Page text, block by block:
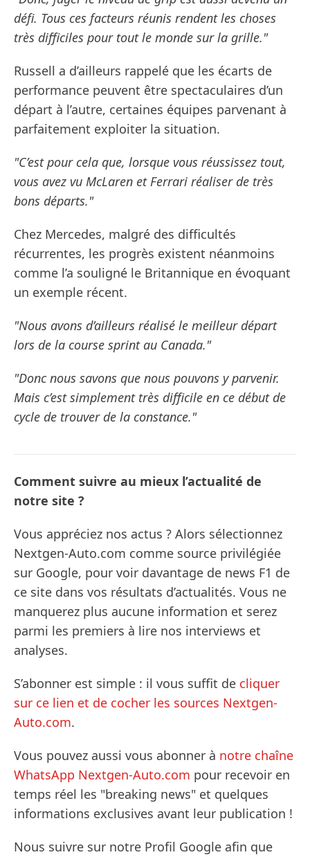
défi. Tous ces facteurs réunis rendent les choses
très difficiles pour tout le monde sur la grille."
Russell a d’ailleurs rappelé que les écarts de
performance peuvent être spectaculaires d’un
départ à l’autre, certaines équipes parvenant à
parfaitement exploiter la situation.
"C’est pour cela que, lorsque vous réussissez tout,
vous avez vu McLaren et Ferrari réaliser de très
bons départs."
Chez Mercedes, malgré des difficultés
récurrentes, les progrès existent néanmoins
comme l’a souligné le Britannique en évoquant
un exemple récent.
"Nous avons d’ailleurs réalisé le meilleur départ
lors de la course sprint au Canada."
"Donc nous savons que nous pouvons y parvenir.
Mais c’est simplement très difficile en ce début de
cycle de trouver de la constance."
Comment suivre au mieux l’actualité de
notre site ?
Vous appréciez nos actus ? Alors sélectionnez
Nextgen-Auto.com comme source privilégiée
sur Google, pour voir davantage de news F1 de
ce site dans vos résultats d’actualités. Vous ne
manquerez plus aucune information et serez
parmi les premiers à lire nos interviews et
analyses.
S’abonner est simple : il vous suffit de cliquer
sur ce lien et de cocher les sources Nextgen-
Auto.com.
Vous pouvez aussi vous abonner à notre chaîne
WhatsApp Nextgen-Auto.com pour recevoir en
temps réel les "breaking news" et quelques
informations exclusives avant leur publication !
Nous suivre sur notre Profil Google afin que